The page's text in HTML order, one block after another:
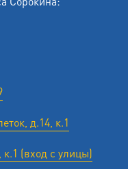
д.14, к.1
(вход с улицы)